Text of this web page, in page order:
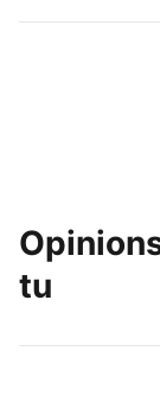
Arriba a
tu